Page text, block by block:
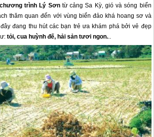
chương trình Lý Sơntừ cảng Sa Kỳ, gió và sóng biển
thăm quan đến với vùng biển đảo khá hoang sơ và
đang thu hút các bạn trẻ ưa khám phá bởi vẻ đẹp
tỏi, cua huỳnh đế, hải sản tươi ngon...